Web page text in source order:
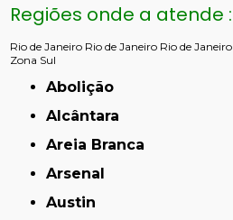
Regiões onde a atende :
Rio de Janeiro Rio de Janeiro Rio de Janeiro
Zona Sul
Abolição
Alcântara
Areia Branca
Arsenal
Austin